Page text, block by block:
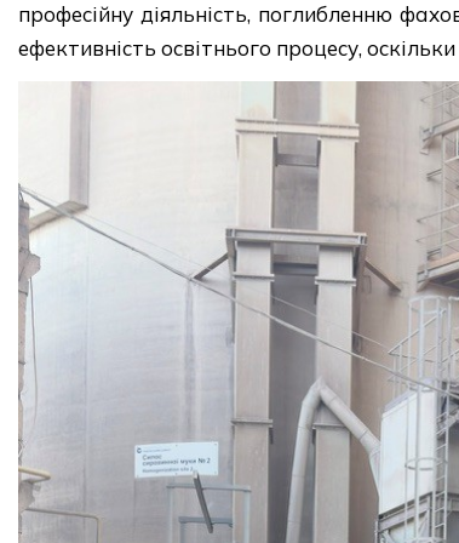
професійну діяльність, поглибленню
ефективність освітнього процесу,